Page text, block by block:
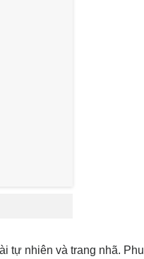
tự nhiên và trang nhã.